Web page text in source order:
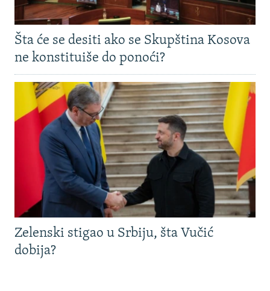
Šta će se desiti ako se Skupština Kosova
ne konstituiše do ponoći?
Zelenski stigao u Srbiju, šta Vučić
dobija?